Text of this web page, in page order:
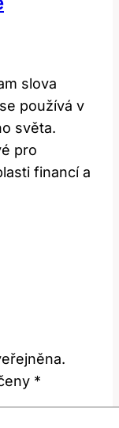
slova
používá v
světa.
pro
financí a
*